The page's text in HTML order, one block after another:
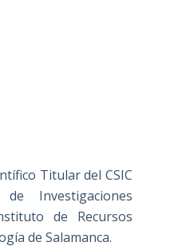
Titular del CSIC
Investigaciones
de Recursos
de Salamanca.